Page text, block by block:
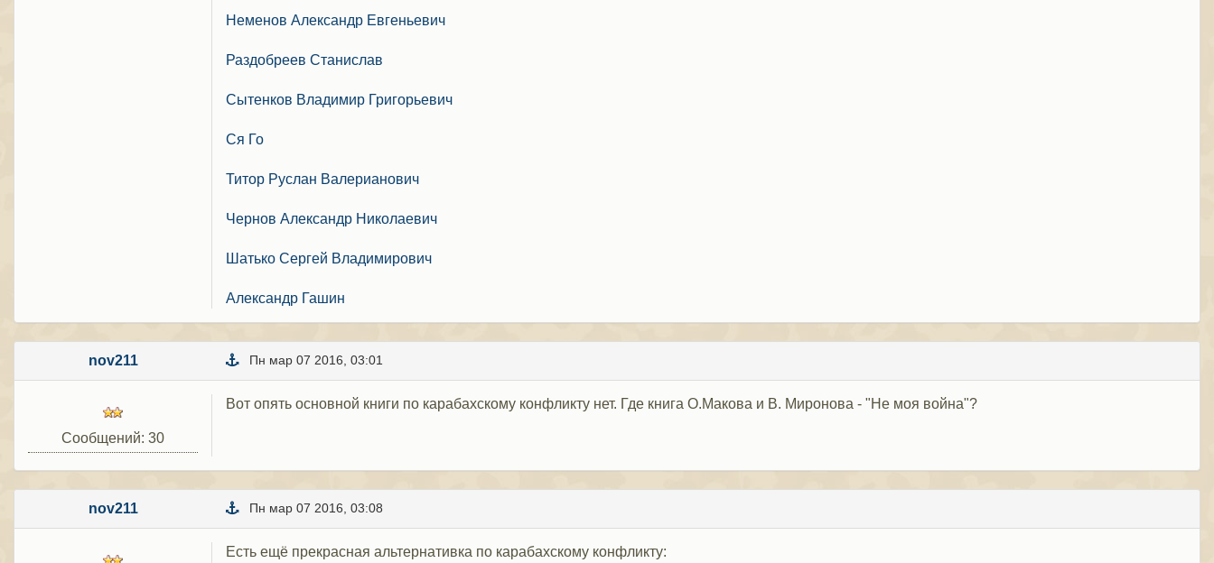
Неменов Александр Евгеньевич
Раздобреев Станислав
Сытенков Владимир Григорьевич
Ся Го
Титор Руслан Валерианович
Чернов Александр Николаевич
Шатько Сергей Владимирович
Александр Гашин
nov211 Пн мар 07 2016, 03:01
Сообщений: 30
Вот опять основной книги по карабахскому конфликту нет. Где книга О.Макова и В. Миронова - "Не моя война"?
nov211 Пн мар 07 2016, 03:08
Есть ещё прекрасная альтернативка по карабахскому конфликту: